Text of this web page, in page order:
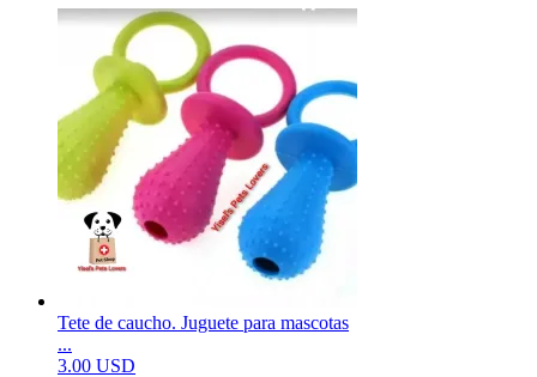
Tete de caucho. Juguete para mascotas
...
3.00 USD